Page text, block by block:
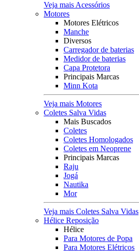
Veja mais Acessórios
Motores
Motores Elétricos
Manche
Diversos
Carregador de baterias
Medidor de baterias
Capa Protetora
Principais Marcas
Minn Kota
Veja mais Motores
Coletes Salva Vidas
Mais Buscados
Coletes
Coletes Homologados
Coletes em Neoprene
Principais Marcas
Raju
Jogá
Nautika
Mor
Veja mais Coletes Salva Vidas
Hélice Reposição
Hélice
Para Motores de Popa
Para Motores Elétricos